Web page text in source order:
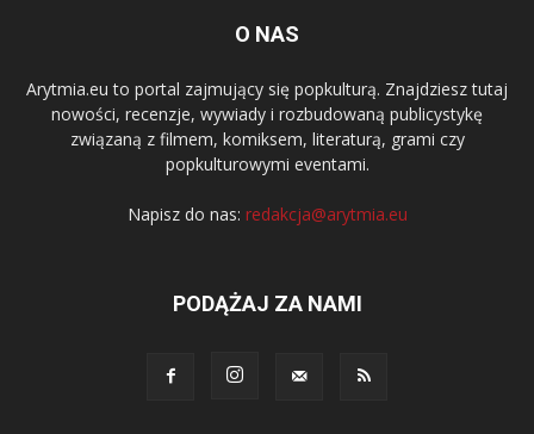
O NAS
Arytmia.eu to portal zajmujący się popkulturą. Znajdziesz tutaj
nowości, recenzje, wywiady i rozbudowaną publicystykę
związaną z filmem, komiksem, literaturą, grami czy
popkulturowymi eventami.
Napisz do nas: redakcja@arytmia.eu
PODĄŻAJ ZA NAMI